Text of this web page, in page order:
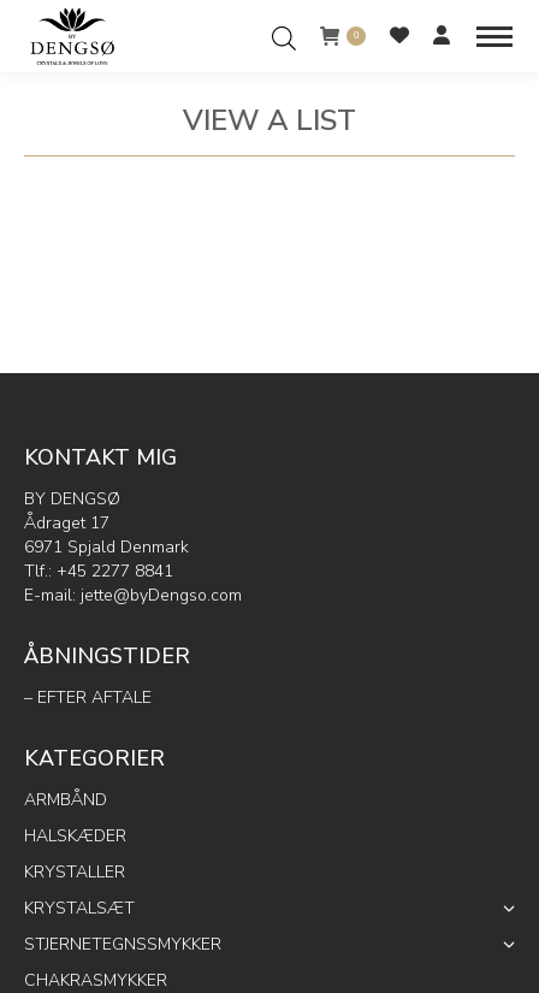
0
VIEW A LIST
You are here:
KONTAKT MIG
BY DENGSØ
Ådraget 17
6971 Spjald Denmark
Tlf.: +45 2277 8841
E-mail: jette@byDengso.com
ÅBNINGSTIDER
– EFTER AFTALE
KATEGORIER
ARMBÅND
HALSKÆDER
KRYSTALLER
KRYSTALSÆT
STJERNETEGNSSMYKKER
CHAKRASMYKKER